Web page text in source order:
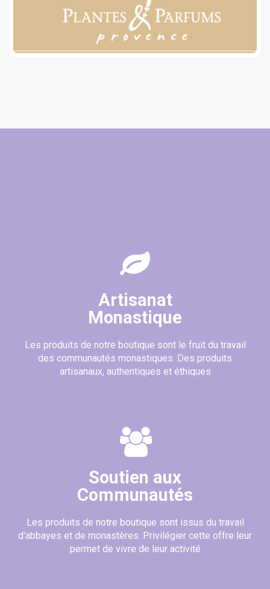
Artisanat
Monastique
Les produits de notre boutique sont le fruit du travail
des communautés monastiques. Des produits
artisanaux, authentiques et éthiques
Soutien aux
Communautés
Les produits de notre boutique sont issus du travail
d'abbayes et de monastères. Privilégier cette offre leur
permet de vivre de leur activité